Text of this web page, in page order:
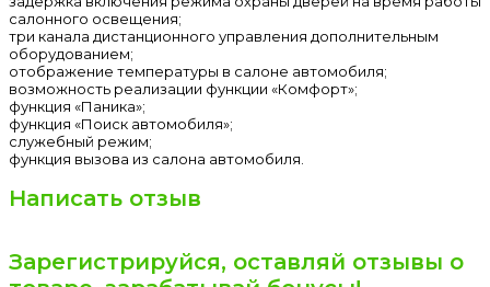
салонного освещения;
три канала дистанционного управления дополнительным
оборудованием;
отображение температуры в салоне автомобиля;
возможность реализации функции «Комфорт»;
функция «Паника»;
функция «Поиск автомобиля»;
служебный режим;
функция вызова из салона автомобиля.
Написать отзыв
Зарегистрируйся, оставляй отзывы о